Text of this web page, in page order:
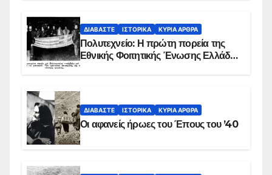
ΔΙΑΒΆΣΤΕ ΙΣΤΟΡΙΚΆ ΚΥΡΙΑ ΑΡΘΡΑ
Πολυτεχνείο: Η πρώτη πορεία της
Εθνικής Φοιτητικής Ένωσης Ελλάδος
ΔΙΑΒΆΣΤΕ ΙΣΤΟΡΙΚΆ ΚΥΡΙΑ ΑΡΘΡΑ
Οι αφανείς ήρωες του Έπους του ’40